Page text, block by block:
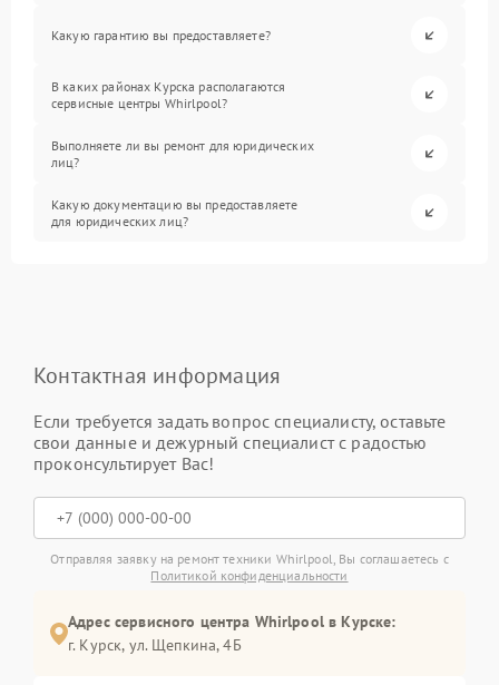
Какую гарантию вы предоставляете?
В каких районах Курска располагаются
сервисные центры Whirlpool?
Выполняете ли вы ремонт для юридических
лиц?
Какую документацию вы предоставляете
для юридических лиц?
Контактная информация
Если требуется задать вопрос специалисту, оставьте
свои данные и дежурный специалист с радостью
проконсультирует Вас!
Отправляя заявку на ремонт техники Whirlpool, Вы соглашаетесь с
Политикой конфиденциальности
Адрес сервисного центра Whirlpool в Курске:
г. Курск, ул. Щепкина, 4Б